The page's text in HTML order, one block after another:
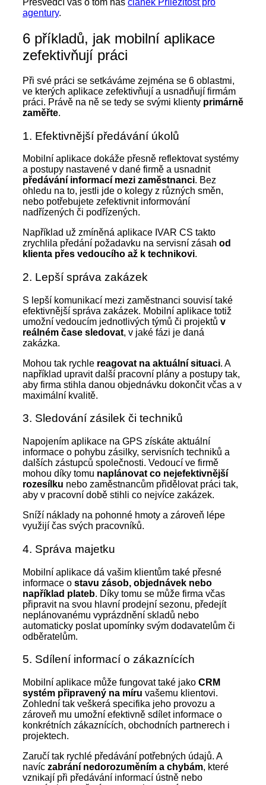
Přesvědčí vás o tom náš článek Příležitost pro
agentury.
6 příkladů, jak mobilní aplikace
zefektivňují práci
Při své práci se setkáváme zejména se 6 oblastmi,
ve kterých aplikace zefektivňují a usnadňují firmám
práci. Právě na ně se tedy se svými klienty primárně
zaměřte.
1. Efektivnější předávání úkolů
Mobilní aplikace dokáže přesně reflektovat systémy
a postupy nastavené v dané firmě a usnadnit
předávání informací mezi zaměstnanci. Bez
ohledu na to, jestli jde o kolegy z různých směn,
nebo potřebujete zefektivnit informování
nadřízených či podřízených.
Například už zmíněná aplikace IVAR CS takto
zrychlila předání požadavku na servisní zásah od
klienta přes vedoucího až k technikovi.
2. Lepší správa zakázek
S lepší komunikací mezi zaměstnanci souvisí také
efektivnější správa zakázek. Mobilní aplikace totiž
umožní vedoucím jednotlivých týmů či projektů v
reálném čase sledovat, v jaké fázi je daná
zakázka.
Mohou tak rychle reagovat na aktuální situaci. A
například upravit další pracovní plány a postupy tak,
aby firma stihla danou objednávku dokončit včas a v
maximální kvalitě.
3. Sledování zásilek či techniků
Napojením aplikace na GPS získáte aktuální
informace o pohybu zásilky, servisních techniků a
dalších zástupců společnosti. Vedoucí ve firmě
mohou díky tomu naplánovat co nejefektivnější
rozesílku nebo zaměstnancům přidělovat práci tak,
aby v pracovní době stihli co nejvíce zakázek.
Sníží náklady na pohonné hmoty a zároveň lépe
využijí čas svých pracovníků.
4. Správa majetku
Mobilní aplikace dá vašim klientům také přesné
informace o stavu zásob, objednávek nebo
například plateb. Díky tomu se může firma včas
připravit na svou hlavní prodejní sezonu, předejít
neplánovanému vyprázdnění skladů nebo
automaticky poslat upomínky svým dodavatelům či
odběratelům.
5. Sdílení informací o zákaznících
Mobilní aplikace může fungovat také jako CRM
systém připravený na míru vašemu klientovi.
Zohlední tak veškerá specifika jeho provozu a
zároveň mu umožní efektivně sdílet informace o
konkrétních zákaznících, obchodních partnerech i
projektech.
Zaručí tak rychlé předávání potřebných údajů. A
navíc zabrání nedorozuměním a chybám, které
vznikají při předávání informací ústně nebo